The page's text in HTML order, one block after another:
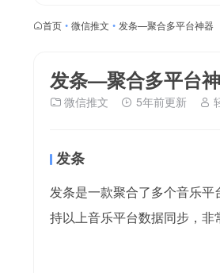
首页 • 微信推文 • 发条—聚合多平台神器
发条—聚合多平台
微信推文 5年前更新
发条
发条是一款聚合了多个音乐
持以上音乐平台数据同步，非